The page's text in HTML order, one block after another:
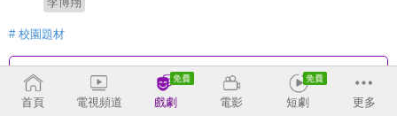
# 校園題材
收回
首頁 電視頻道 戲劇 電影 短劇 更多